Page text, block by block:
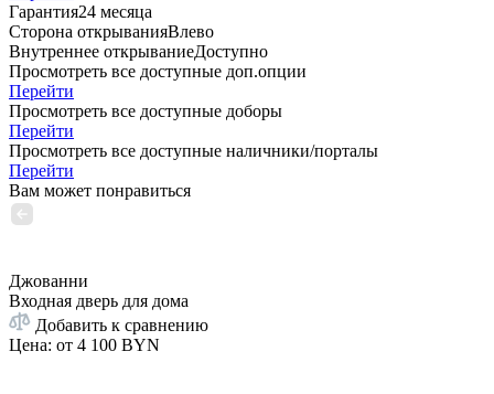
Гарантия24 месяца
Сторона открыванияВлево
Внутреннее открываниеДоступно
Просмотреть все доступные доп.опции
Перейти
Просмотреть все доступные доборы
Перейти
Просмотреть все доступные наличники/порталы
Перейти
Вам может понравиться
Джованни
Входная дверь для дома
Добавить к сравнению
Цена: от 4 100 BYN